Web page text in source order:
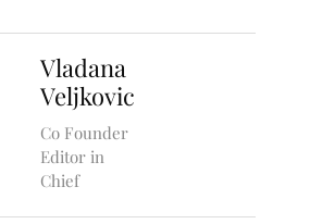
Vladana
Veljkovic
Co Founder
Editor in
Chief